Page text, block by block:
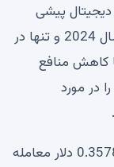
برتر ارز دیجیتال پیشی
او در سال 2024 و تنها در
کاهش منافع
در مورد
قیمت 0.3578 دلار معامله